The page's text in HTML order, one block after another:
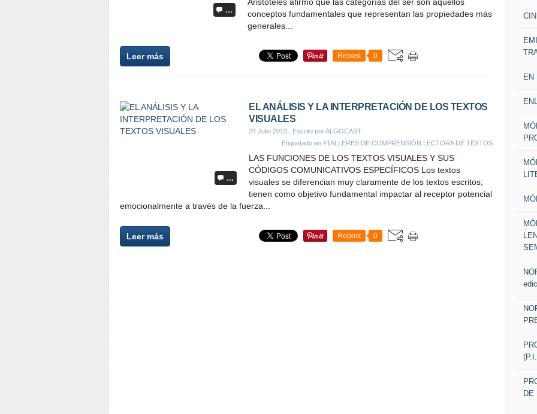
…
conceptos fundamentales que representan las propiedades más
generales...
Leer más Repost 0
…
EL ANÁLISIS Y LA INTERPRETACIÓN DE LOS TEXTOS
VISUALES
24 Julio 2013 , Escrito por ALGOCAST
Etiquetado en #TALLERES DE COMPRENSIÓN LECTORA DE TEXTOS
LAS FUNCIONES DE LOS TEXTOS VISUALES Y SUS
CÓDIGOS COMUNICATIVOS ESPECÍFICOS Los textos
visuales se diferencian muy claramente de los textos escritos;
tienen como objetivo fundamental impactar al receptor potencial
emocionalmente a través de la fuerza...
Leer más Repost 0
EN
DE